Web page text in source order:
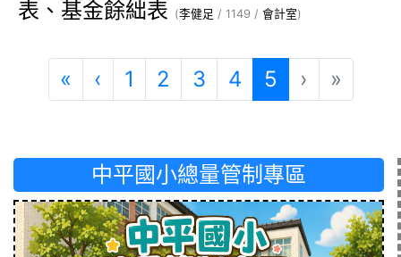
表、基金餘絀表 (李健足 / 1149 / 會計室)
« 第一頁
‹ 上一頁
1 2 3 4 5 (目前頁次)
› »
中平國小總量管制專區